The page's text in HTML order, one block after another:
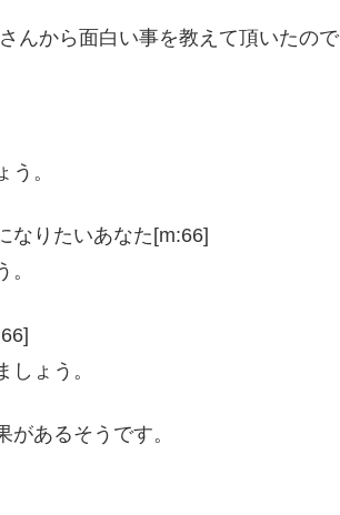
んから面白い事を教えて頂いたので
。
なりたいあなた[m:66]
ょう。
あるそうです。